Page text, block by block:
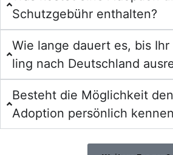
Schutz­ge­bühr ent­hal­ten?
Wie lan­ge dau­ert es, bis
ling nach Deutsch­land
Besteht die Mög­lich­keit
Adop­ti­on per­sön­lich